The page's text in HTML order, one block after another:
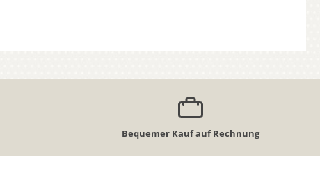
Bequemer Kauf auf Rechnung